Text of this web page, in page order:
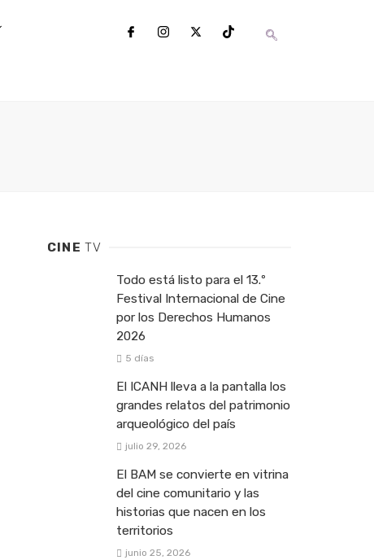
CINETV
Todo está listo para el 13.º
Festival Internacional de Cine
por los Derechos Humanos
2026
5 días
El ICANH lleva a la pantalla los
grandes relatos del patrimonio
arqueológico del país
julio 29, 2026
El BAM se convierte en vitrina
del cine comunitario y las
historias que nacen en los
territorios
junio 25, 2026